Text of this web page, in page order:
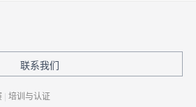
联系我们
| 培训与认证